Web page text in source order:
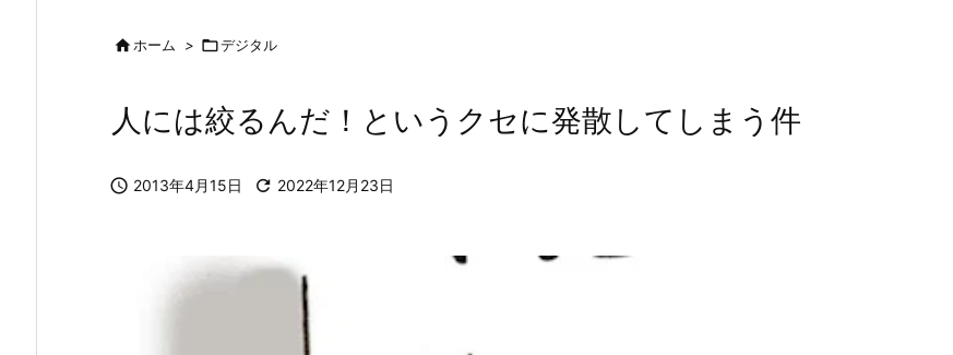
ホーム > デジタル
人には絞るんだ！というクセに発散してしまう件
 2013年4月15日  2022年12月23日